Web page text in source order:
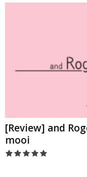
[Review] and
mooi